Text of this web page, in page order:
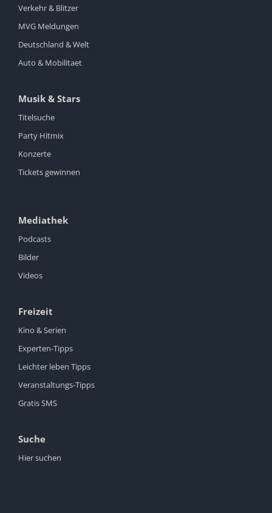
Verkehr & Blitzer
MVG Meldungen
Deutschland & Welt
Auto & Mobilitaet
Musik & Stars
Titelsuche
Party Hitmix
Konzerte
Tickets gewinnen
Mediathek
Podcasts
Bilder
Videos
Freizeit
Kino & Serien
Experten-Tipps
Leichter leben Tipps
Veranstaltungs-Tipps
Gratis SMS
Suche
Hier suchen